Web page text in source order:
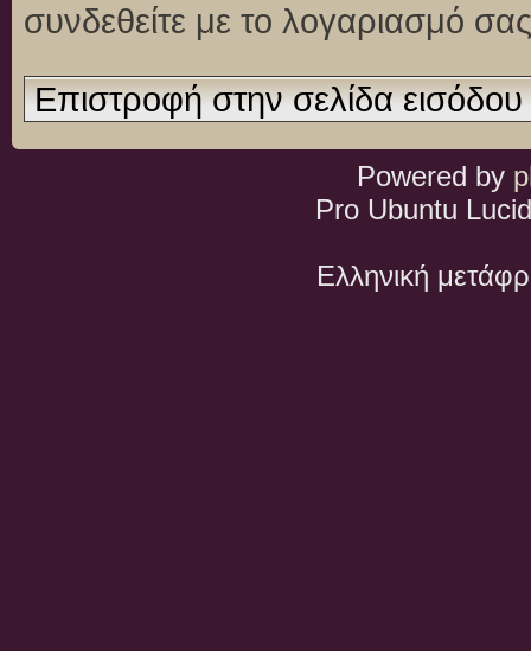
συνδεθείτε με το λογαριασμό
Επιστροφή στην σελίδα εισόδου
Powered by
Pro Ubuntu
Ελληνική